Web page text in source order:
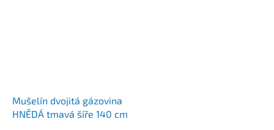
Mušelín dvojitá gázovina
HNĚDÁ tmavá šíře 140 cm